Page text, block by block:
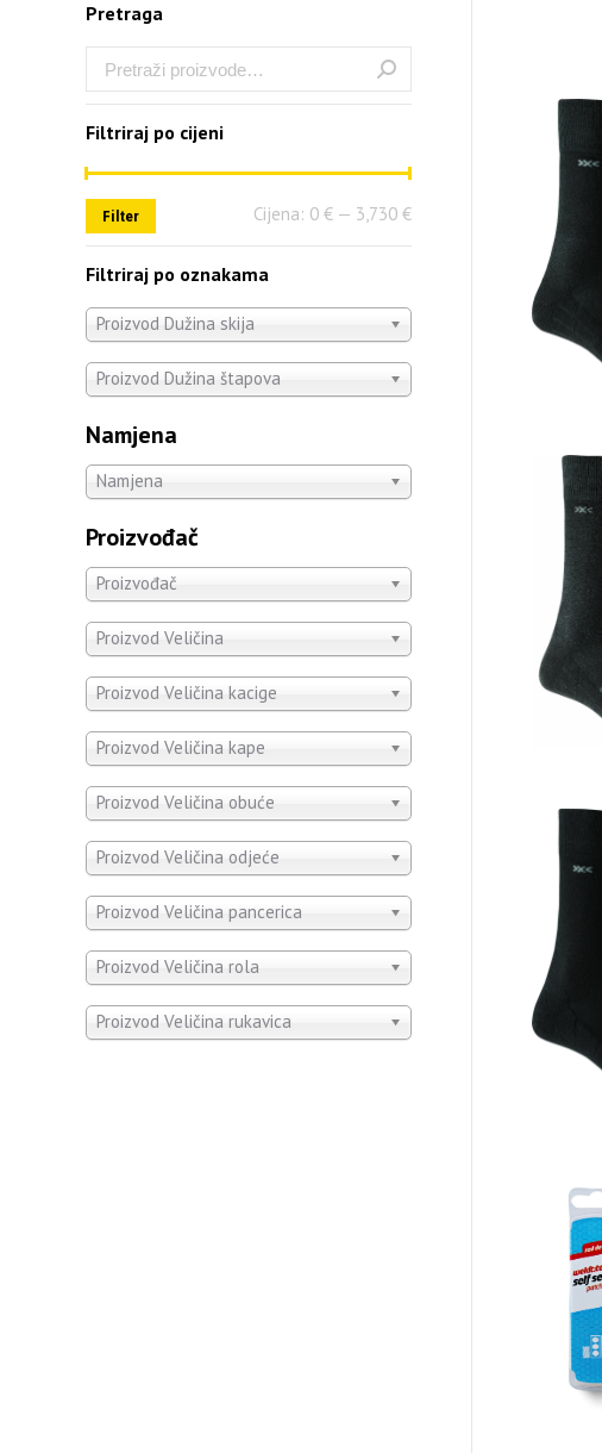
Pretraga
Filtriraj po cijeni
Filter Cijena: 0 € — 3,730 €
Filtriraj po oznakama
Proizvod Dužina skija
Proizvod Dužina štapova
Namjena
Namjena
Proizvođač
Proizvođač
Proizvod Veličina
Proizvod Veličina kacige
Proizvod Veličina kape
Proizvod Veličina obuće
Proizvod Veličina odjeće
Proizvod Veličina pancerica
Proizvod Veličina rola
Proizvod Veličina rukavica